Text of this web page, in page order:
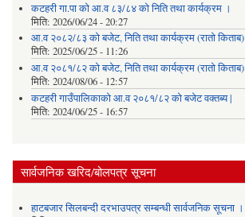
कटहरी गा.पा को आ.व ८३/८४ को निति तथा कार्यक्रम ।
मिति: 2026/06/24 - 20:27
आ.व २०८२/८३ को बजेट, निति तथा कार्यक्रम (रातो किताब)
मिति: 2025/06/25 - 11:26
आ.व २०८१/८२ को बजेट, निति तथा कार्यक्रम (रातो किताब)
मिति: 2024/08/06 - 12:57
कटहरी गाउँपालिकाको आ.व २०८१/८२ को बजेट वक्तब्य |
मिति: 2024/06/25 - 16:57
सार्वजनिक खरिद/बोलपत्र सूचना
हाटबजार सिलबन्दी दरभाउपत्र सम्बन्धी सार्वजनिक सूचना ।